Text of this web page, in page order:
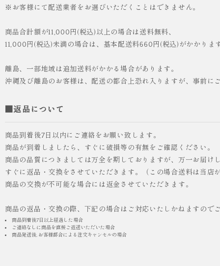
※お客様にて配送業者をお選びいただくことはできません。
商品合計額が11,000円(税込)以上の場合は送料無料、
11,000円(税込)未満の場合は、基本配送料660円(税込)がかかりま
離島、一部地域は追加送料がかかる場合があります。
沖縄及び離島のお客様は、配送の都合上恐れ入りますが、事前に
■返品について
商品到着後7日以内にご連絡をお願い致します。
商品が到着しましたら、すぐに破損等の有無をご確認ください。
商品の品質につきましては万全を期しておりますが、万一お届
すぐに返品・交換をさせていただきます。（この場合送料は当店
商品の交換が不可能な場合には返金させていただきます。
商品の返品・交換の際、下記の場合はご対応いたしかねますので
商品到着後7日以上経過した場合
ご連絡なしに商品を直接ご返送いただいた場合
商品発送後, お客様都合による注文キャンセルの場合